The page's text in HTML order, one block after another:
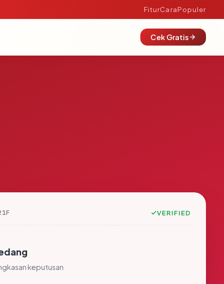
FiturCaraPopuler
Cek Gratis
VERIFIED
keputusan